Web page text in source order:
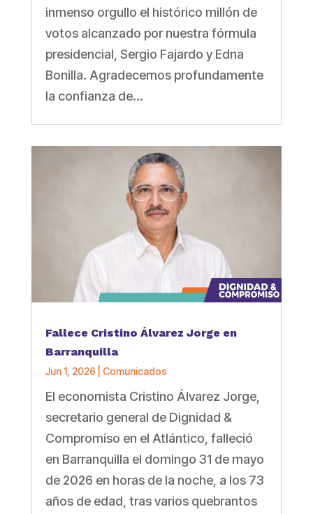
inmenso orgullo el histórico millón de
votos alcanzado por nuestra fórmula
presidencial, Sergio Fajardo y Edna
Bonilla. Agradecemos profundamente
la confianza de...
Fallece Cristino Álvarez Jorge en
Barranquilla
Jun 1, 2026 Comunicados
El economista Cristino Álvarez Jorge,
secretario general de Dignidad &
Compromiso en el Atlántico, falleció
en Barranquilla el domingo 31 de mayo
de 2026 en horas de la noche, a los 73
años de edad, tras varios quebrantos